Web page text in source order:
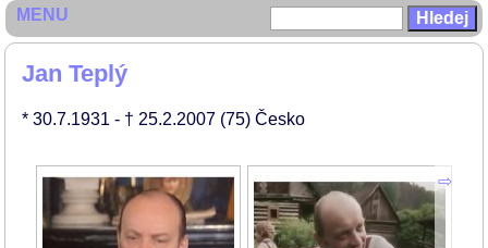
Jan Teplý
* 30.7.1931 - † 25.2.2007 (75) Česko
MENU